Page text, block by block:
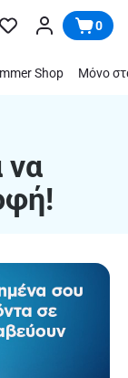
0
Shop Μόνο
να